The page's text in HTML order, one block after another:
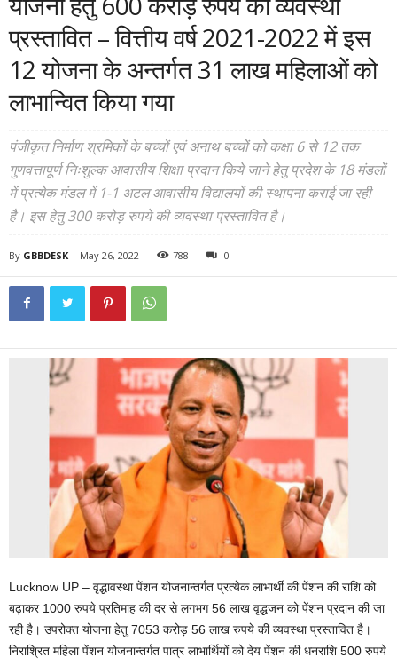
प्रस्तावित – वित्तीय वर्ष 2021-2022 में इस
12 योजना के अन्तर्गत 31 लाख महिलाओं को
लाभान्वित किया गया
पंजीकृत निर्माण श्रमिकों के बच्चों एवं अनाथ बच्चों को कक्षा 6 से 12 तक
गुणवत्तापूर्ण निःशुल्क आवासीय शिक्षा प्रदान किये जाने हेतु प्रदेश के 18 मंडलों
में प्रत्येक मंडल में 1-1 अटल आवासीय विद्यालयों की स्थापना कराई जा रही
है। इस हेतु 300 करोड़ रुपये की व्यवस्था प्रस्तावित है।
By GBBDESK - May 26, 2022 788 0
Lucknow UP – वृद्धावस्था पेंशन योजनान्तर्गत प्रत्येक लाभार्थी की पेंशन की राशि को
बढ़ाकर 1000 रुपये प्रतिमाह की दर से लगभग 56 लाख वृद्धजन को पेंशन प्रदान की जा
रही है। उपरोक्त योजना हेतु 7053 करोड़ 56 लाख रुपये की व्यवस्था प्रस्तावित है।
निराश्रित महिला पेंशन योजनान्तर्गत पात्र लाभार्थियों को देय पेंशन की धनराशि 500 रुपये